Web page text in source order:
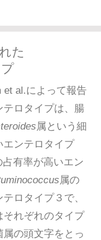
た
et al.によって報告
テロタイプは、腸
属という細
エンテロタイプ
占有率が高いエン
属の
ロタイプ３で、
それぞれのタイプ
の頭文字をとっ